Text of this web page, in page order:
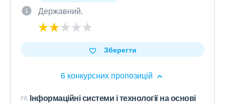
Державний.
6 конкурсних пропозицій
Зберегти
F6 Інформаційні системи і технології на основі